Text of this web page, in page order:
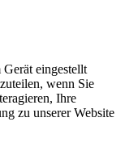
eingestellt
wenn Sie
Ihre
zu unserer Website